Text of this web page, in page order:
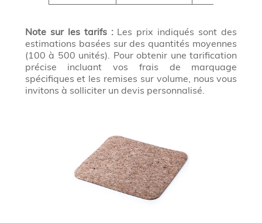
Note sur les tarifs :Les prix indiqués sont des
estimations basées sur des quantités moyennes
(100 à 500 unités). Pour obtenir une tarification
précise incluant vos frais de marquage
spécifiques et les remises sur volume, nous vous
invitons à solliciter un devis personnalisé.